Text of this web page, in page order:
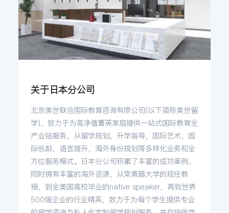
热门资讯
关于日本分公司
北京美世联合国际教育咨询有限公司(以下简称美世留
学)，致力于为高净值菁英家庭提供一站式国际教育全
产业链服务，从留学规划，升学指导，国际艺术，国
际低龄，语言提升，海外身份规划等多样化业务和全
方位服务模式。日本分公司积累了丰富的成功案例，
同时拥有丰富的海外资源，从常青藤大学的现任教
授，到全美国高校毕业的native speaker，再到世界
500强企业的行业精英，致力于为每个学生提供专业